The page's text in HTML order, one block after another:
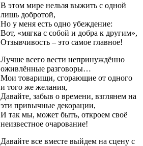
В этом мире нельзя выжить с одной
лишь добротой,
Но у меня есть одно убеждение:
Вот, «мягка с собой и добра к другим»,
Отзывчивость – это самое главное!
Лучше всего вести непринуждённо
оживлённые разговоры…
Мои товарищи, сгорающие от одного
и того же желания,
Давайте, забыв о времени, взглянем на
эти привычные декорации,
И так мы, может быть, откроем своё
неизвестное очарование!
Давайте все вместе выйдем на сцену с